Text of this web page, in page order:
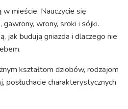
mieście. Nauczycie się
gawrony, wrony, sroki i sójki.
jak budują gniazda i dlaczego nie
kształtom dziobów, rodzajom
posłuchacie charakterystycznych